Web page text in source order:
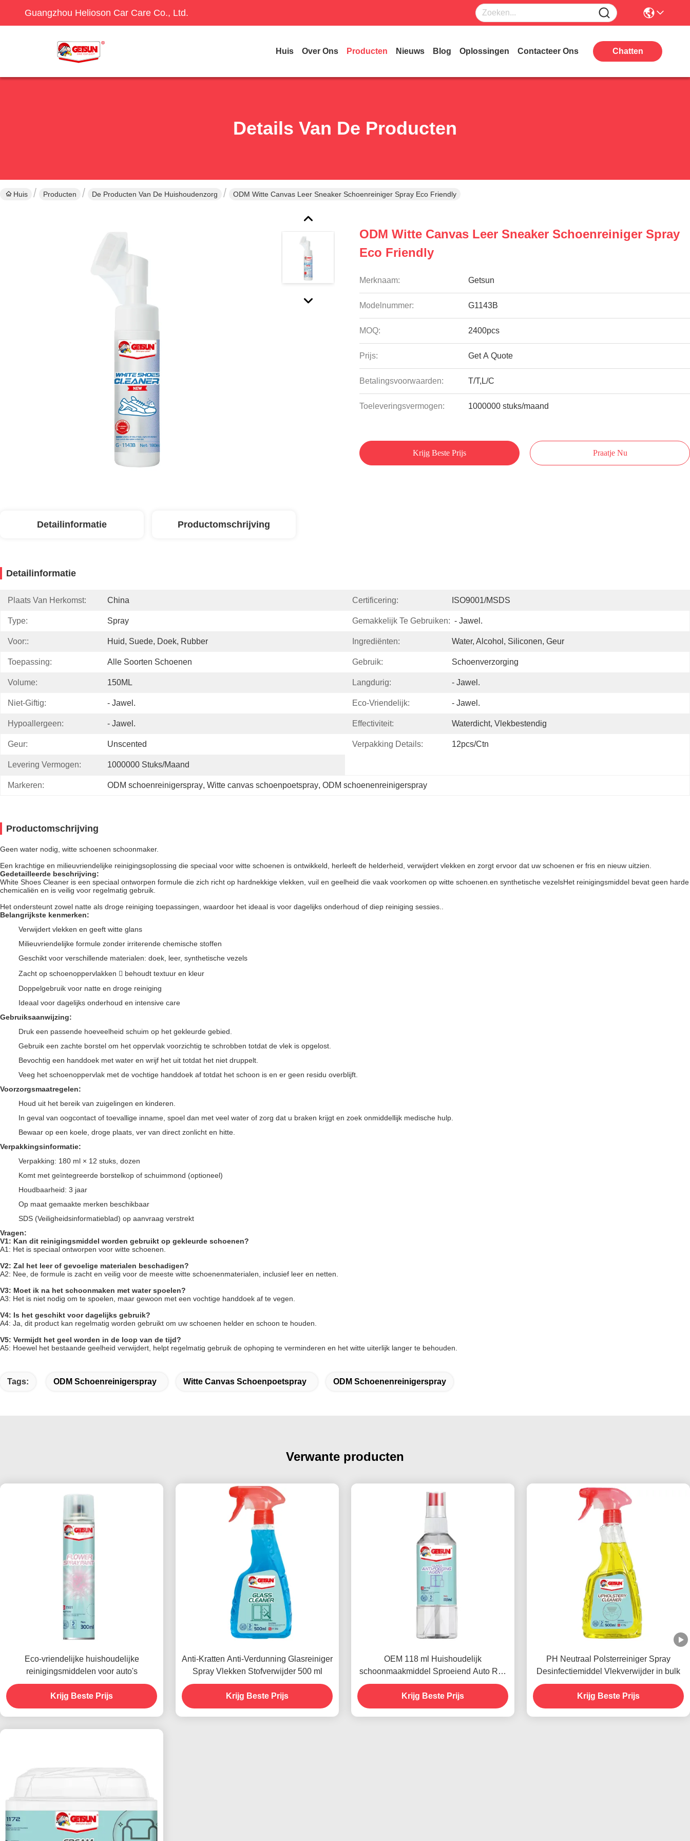
Guangzhou Helioson Car Care Co., Ltd.
Huis Over Ons Producten Nieuws Blog Oplossingen Contacteer Ons Chatten
Details Van De Producten
Huis Producten De Producten Van De Huishoudenzorg ODM Witte Canvas Leer Sneaker Schoenreiniger Spray Eco Friendly
ODM Witte Canvas Leer Sneaker Schoenreiniger Spray
Eco Friendly
Merknaam: Getsun
Modelnummer: G1143B
MOQ: 2400pcs
Prijs: Get A Quote
Betalingsvoorwaarden: T/T,L/C
Toeleveringsvermogen: 1000000 stuks/maand
Krijg Beste Prijs Praatje Nu
Detailinformatie Productomschrijving
Detailinformatie
Plaats Van Herkomst: China Certificering: ISO9001/MSDS
Type: Spray Gemakkelijk Te Gebruiken: - Jawel.
Voor:: Huid, Suede, Doek, Rubber Ingrediënten: Water, Alcohol, Siliconen, Geur
Toepassing: Alle Soorten Schoenen Gebruik: Schoenverzorging
Volume: 150ML Langdurig: - Jawel.
Niet-Giftig: - Jawel. Eco-Vriendelijk: - Jawel.
Hypoallergeen: - Jawel. Effectiviteit: Waterdicht, Vlekbestendig
Geur: Unscented Verpakking Details: 12pcs/ctn
Levering Vermogen: 1000000 Stuks/maand
Markeren: ODM schoenreinigerspray, Witte canvas schoenpoetspray, ODM schoenenreinigerspray
Productomschrijving
Geen water nodig, witte schoenen schoonmaker.
Een krachtige en milieuvriendelijke reinigingsoplossing die speciaal voor witte schoenen is ontwikkeld, herleeft de helderheid, verwijdert vlekken en zorgt ervoor dat uw schoenen er fris en nieuw uitzien.
Gedetailleerde beschrijving:
White Shoes Cleaner is een speciaal ontworpen formule die zich richt op hardnekkige vlekken, vuil en geelheid die vaak voorkomen op witte schoenen.en synthetische vezelsHet reinigingsmiddel bevat geen harde
chemicaliën en is veilig voor regelmatig gebruik.
Het ondersteunt zowel natte als droge reiniging toepassingen, waardoor het ideaal is voor dagelijks onderhoud of diep reiniging sessies..
Belangrijkste kenmerken:
Verwijdert vlekken en geeft witte glans
Milieuvriendelijke formule zonder irriterende chemische stoffen
Geschikt voor verschillende materialen: doek, leer, synthetische vezels
Zacht op schoenoppervlakken  behoudt textuur en kleur
Doppelgebruik voor natte en droge reiniging
Ideaal voor dagelijks onderhoud en intensive care
Gebruiksaanwijzing:
Druk een passende hoeveelheid schuim op het gekleurde gebied.
Gebruik een zachte borstel om het oppervlak voorzichtig te schrobben totdat de vlek is opgelost.
Bevochtig een handdoek met water en wrijf het uit totdat het niet druppelt.
Veeg het schoenoppervlak met de vochtige handdoek af totdat het schoon is en er geen residu overblijft.
Voorzorgsmaatregelen:
Houd uit het bereik van zuigelingen en kinderen.
In geval van oogcontact of toevallige inname, spoel dan met veel water of zorg dat u braken krijgt en zoek onmiddellijk medische hulp.
Bewaar op een koele, droge plaats, ver van direct zonlicht en hitte.
Verpakkingsinformatie:
Verpakking: 180 ml × 12 stuks, dozen
Komt met geïntegreerde borstelkop of schuimmond (optioneel)
Houdbaarheid: 3 jaar
Op maat gemaakte merken beschikbaar
SDS (Veiligheidsinformatieblad) op aanvraag verstrekt
Vragen:
V1: Kan dit reinigingsmiddel worden gebruikt op gekleurde schoenen?
A1: Het is speciaal ontworpen voor witte schoenen.
V2: Zal het leer of gevoelige materialen beschadigen?
A2: Nee, de formule is zacht en veilig voor de meeste witte schoenenmaterialen, inclusief leer en netten.
V3: Moet ik na het schoonmaken met water spoelen?
A3: Het is niet nodig om te spoelen, maar gewoon met een vochtige handdoek af te vegen.
V4: Is het geschikt voor dagelijks gebruik?
A4: Ja, dit product kan regelmatig worden gebruikt om uw schoenen helder en schoon te houden.
V5: Vermijdt het geel worden in de loop van de tijd?
A5: Hoewel het bestaande geelheid verwijdert, helpt regelmatig gebruik de ophoping te verminderen en het witte uiterlijk langer te behouden.
Tags: ODM Schoenreinigerspray Witte Canvas Schoenpoetspray ODM Schoenenreinigerspray
Verwante producten
Eco-vriendelijke huishoudelijke
reinigingsmiddelen voor auto's
Krijg Beste Prijs
Anti-Kratten Anti-Verdunning Glasreiniger
Spray Vlekken Stofverwijder 500 ml
Krijg Beste Prijs
OEM 118 ml Huishoudelijk
schoonmaakmiddel Sproeiend Auto Ruit
Glas Anti Foog Agent
Krijg Beste Prijs
PH Neutraal Polsterreiniger Spray
Desinfectiemiddel Vlekverwijder in bulk
Krijg Beste Prijs